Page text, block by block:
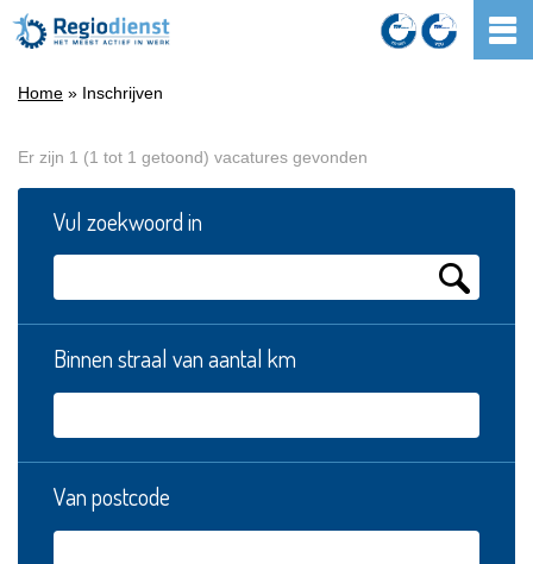
Home » Inschrijven
Er zijn 1 (1 tot 1 getoond) vacatures gevonden
Vul zoekwoord in
Binnen straal van aantal km
Van postcode